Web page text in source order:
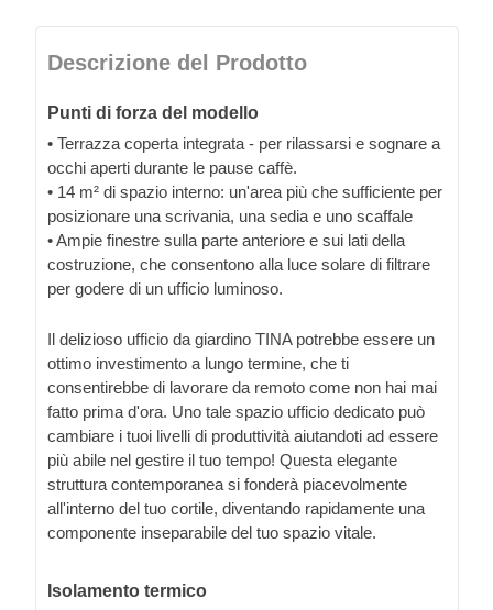
Descrizione del Prodotto
Punti di forza del modello
• Terrazza coperta integrata - per rilassarsi e sognare a
occhi aperti durante le pause caffè.
• 14 m² di spazio interno: un'area più che sufficiente per
posizionare una scrivania, una sedia e uno scaffale
• Ampie finestre sulla parte anteriore e sui lati della
costruzione, che consentono alla luce solare di filtrare
per godere di un ufficio luminoso.
Il delizioso ufficio da giardino TINA potrebbe essere un
ottimo investimento a lungo termine, che ti
consentirebbe di lavorare da remoto come non hai mai
fatto prima d'ora. Uno tale spazio ufficio dedicato può
cambiare i tuoi livelli di produttività aiutandoti ad essere
più abile nel gestire il tuo tempo! Questa elegante
struttura contemporanea si fonderà piacevolmente
all'interno del tuo cortile, diventando rapidamente una
componente inseparabile del tuo spazio vitale.
Isolamento termico